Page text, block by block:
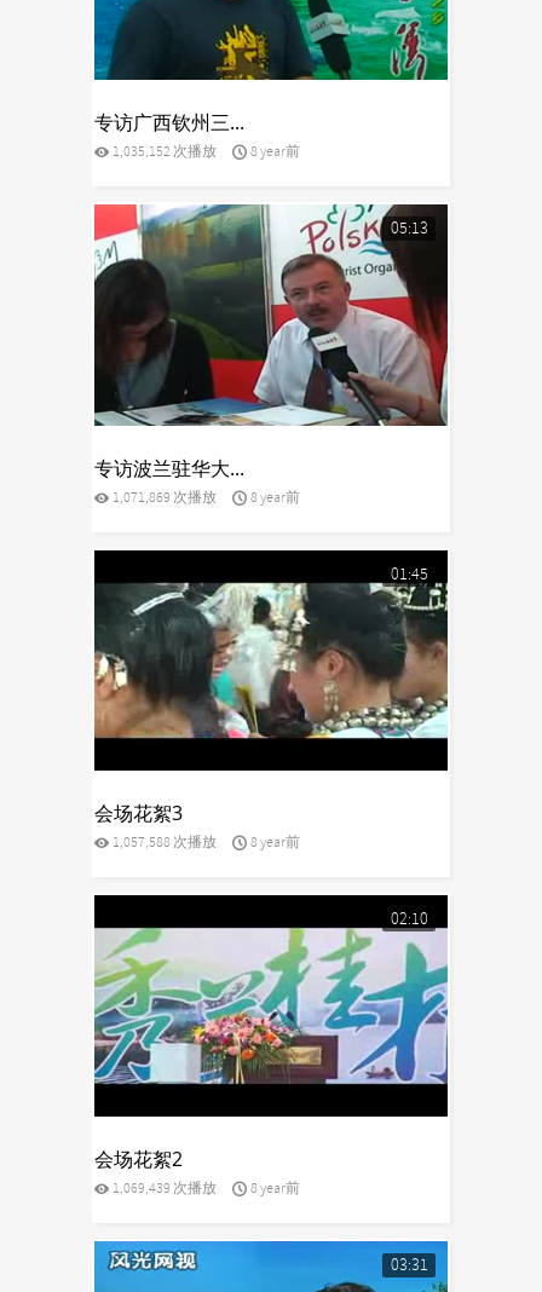
专访广西钦州三...
1,035,152 次播放 8 year前
05:13
专访波兰驻华大...
1,071,869 次播放 8 year前
01:45
会场花絮3
1,057,588 次播放 8 year前
02:10
会场花絮2
1,069,439 次播放 8 year前
03:31